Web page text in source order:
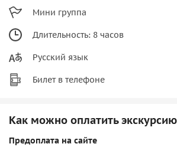
Мини группа
Длительность: 8 часов
Русский язык
Билет в телефоне
Как можно оплатить
Предоплата на сайте